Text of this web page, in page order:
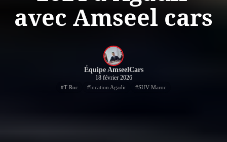
avec Amseel cars
Équipe AmseelCars
18 février 2026
#T-Roc #location Agadir #SUV Maroc